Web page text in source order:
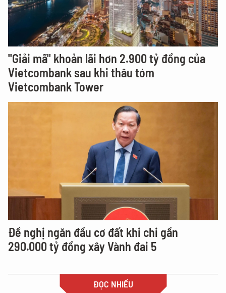
"Giải mã" khoản lãi hơn 2.900 tỷ đồng của
Vietcombank sau khi thâu tóm
Vietcombank Tower
Đề nghị ngăn đầu cơ đất khi chi gần
290.000 tỷ đồng xây Vành đai 5
ĐỌC NHIỀU